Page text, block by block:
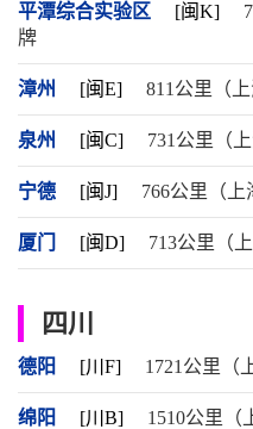
平潭综合实验区 [闽K]
牌
漳州 [闽E] 811公里（上
泉州 [闽C] 731公里（上
宁德 [闽J] 766公里（上
厦门 [闽D] 713公里（上
四川
德阳 [川F] 1721公里（
绵阳 [川B] 1510公里（